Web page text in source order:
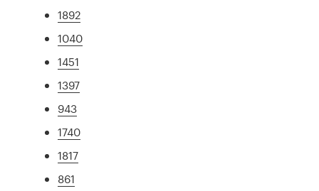
1892
1040
1451
1397
943
1740
1817
861